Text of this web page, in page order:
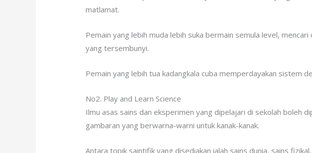
matlamat.
Pemain yang lebih muda lebih suka bermain semula level,
yang tersembunyi.
Pemain yang lebih tua kadangkala cuba memperdayakan sistem
No2. Play and Learn Science
Ilmu asas sains dan eksperimen yang dipelajari di sekolah boleh
gambaran yang berwarna-warni untuk kanak-kanak.
Antara topik saintifik yang disediakan ialah sains dunia, sains